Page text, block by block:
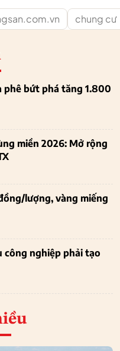
chung cư
phê bứt phá tăng 1.800
miền 2026: Mở rộng
lượng, vàng miếng
công nghiệp phải tạo